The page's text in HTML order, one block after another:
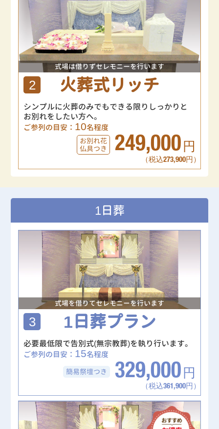
式場は借りずセレモニーを行います
2 火葬式リッチ
シンプルに火葬のみでもできる限りしっかりと
お別れをしたい方へ。
ご参列の目安： 10名程度
お別れ花
仏具つき
249,000 円
（税込273,900円）
1日葬
式場を借りてセレモニーを行います
3 1日葬プラン
必要最低限で告別式(無宗教葬)を執り行います。
ご参列の目安： 15名程度
簡易祭壇つき 329,000 円
（税込361,900円）